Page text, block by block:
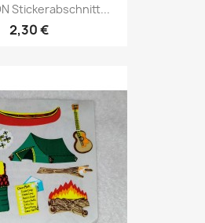
Stickerabschnitt...
2,30 €